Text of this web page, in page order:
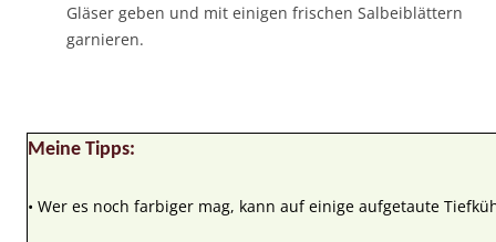
Gläser geben und mit einigen frischen Salbeiblättern
garnieren.
Meine Tipps:
• Wer es noch farbiger mag, kann auf einige aufgetaute